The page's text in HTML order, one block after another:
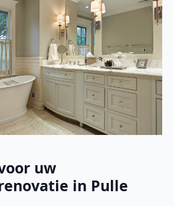
uw
in Pulle